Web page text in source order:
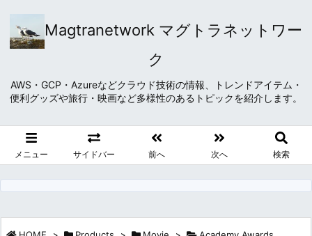
Magtranetwork マグトラネットワー
ク
AWS・GCP・Azureなどクラウド技術の情報、トレンドアイテム・
便利グッズや旅行・映画など多様性のあるトピックを紹介します。
メニュー サイドバー 前へ 次へ 検索